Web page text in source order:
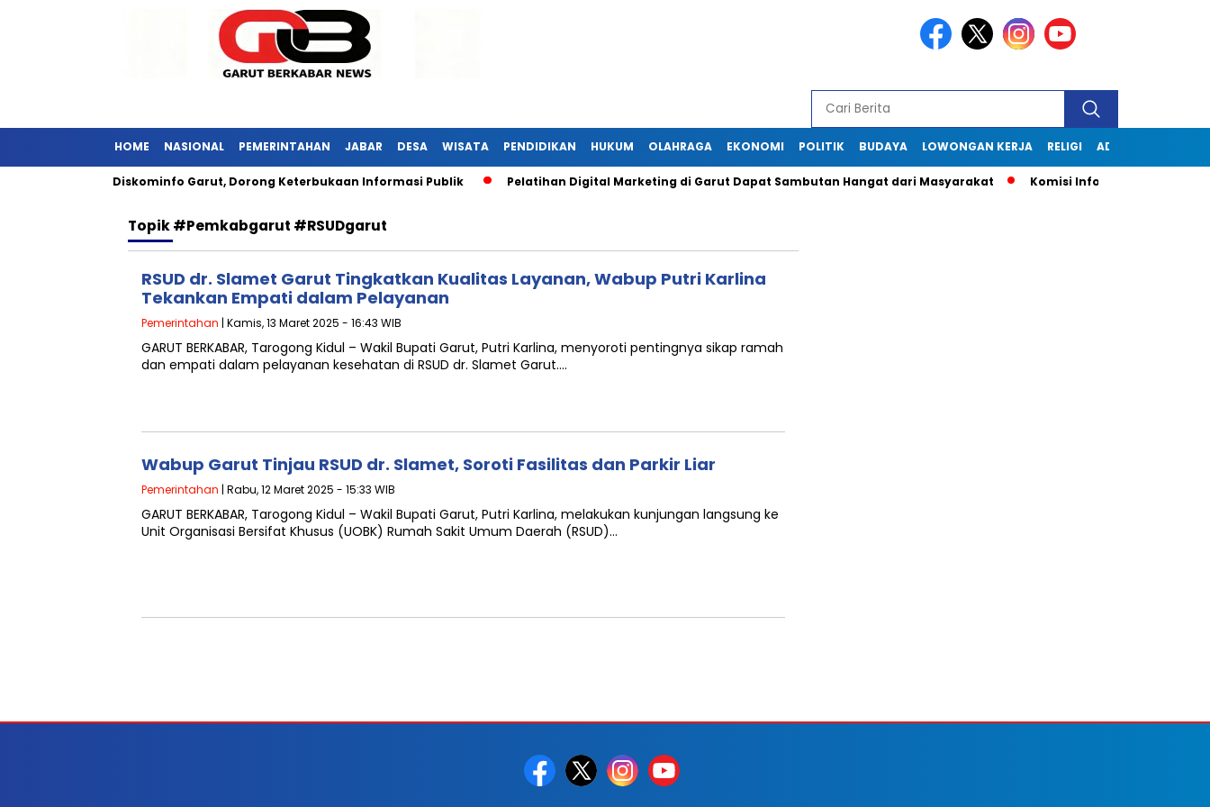
HOME NASIONAL PEMERINTAHAN JABAR DESA WISATA PENDIDIKAN HUKUM OLAHRAGA EKONOMI POLITIK BUDAYA LOWONGAN KERJA RELIGI ADVERTORIAL
Kunjungi Diskominfo Garut, Dorong Keterbukaan Informasi Publik Pelatihan Digital Marketing di Garut Dapat Sambutan Hangat dari Masyarakat Komisi Informasi Jabar
Topik#pemkabgarut #RSUDgarut
RSUD dr. Slamet Garut Tingkatkan Kualitas Layanan, Wabup Putri Karlina
Tekankan Empati dalam Pelayanan
Pemerintahan | Kamis, 13 Maret 2025 - 16:43 WIB
GARUT BERKABAR, Tarogong Kidul – Wakil Bupati Garut, Putri Karlina, menyoroti pentingnya sikap ramah
dan empati dalam pelayanan kesehatan di RSUD dr. Slamet Garut….
Wabup Garut Tinjau RSUD dr. Slamet, Soroti Fasilitas dan Parkir Liar
Pemerintahan | Rabu, 12 Maret 2025 - 15:33 WIB
GARUT BERKABAR, Tarogong Kidul – Wakil Bupati Garut, Putri Karlina, melakukan kunjungan langsung ke
Unit Organisasi Bersifat Khusus (UOBK) Rumah Sakit Umum Daerah (RSUD)…